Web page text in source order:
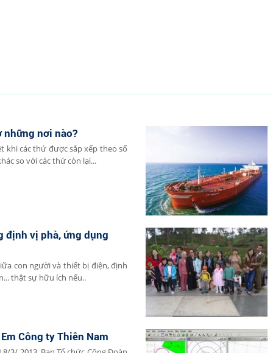
những nơi nào?
khi các thứ được sắp xếp theo số
so với các thứ còn lại...
định vị phà, ứng dụng
con người và thiết bị điện, định
thật sự hữu ích nếu..
Công ty Thiên Nam